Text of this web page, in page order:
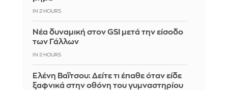
IN 2 HOURS
Νέα δυναμική στον GSI μετά την είσοδο
των Γάλλων
IN 2 HOURS
Ελένη Βαΐτσου: Δείτε τι έπαθε όταν είδε
ξαφνικά στην οθόνη του γυμναστηρίου